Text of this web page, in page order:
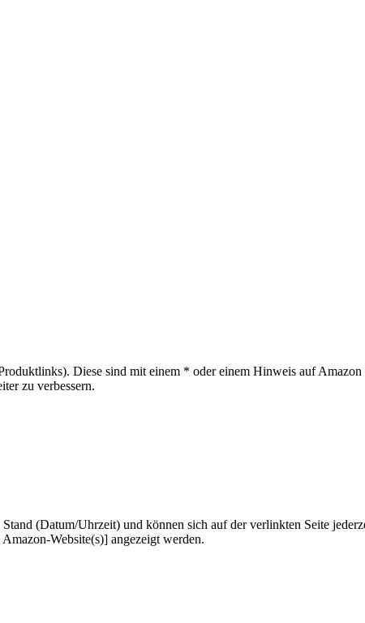
Diese sind mit einem * oder einem Hinweis auf
zu verbessern.
(Datum/Uhrzeit) und können sich auf der verlinkten Seite
Website(s)] angezeigt werden.